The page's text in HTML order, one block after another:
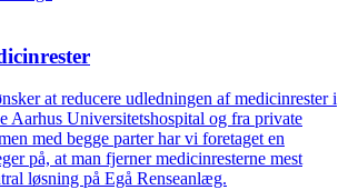
at reducere udledningen af medicinrester i
Aarhus Universitetshospital og fra private
med begge parter har vi foretaget en
på, at man fjerner medicinresterne mest
løsning på Egå Renseanlæg.